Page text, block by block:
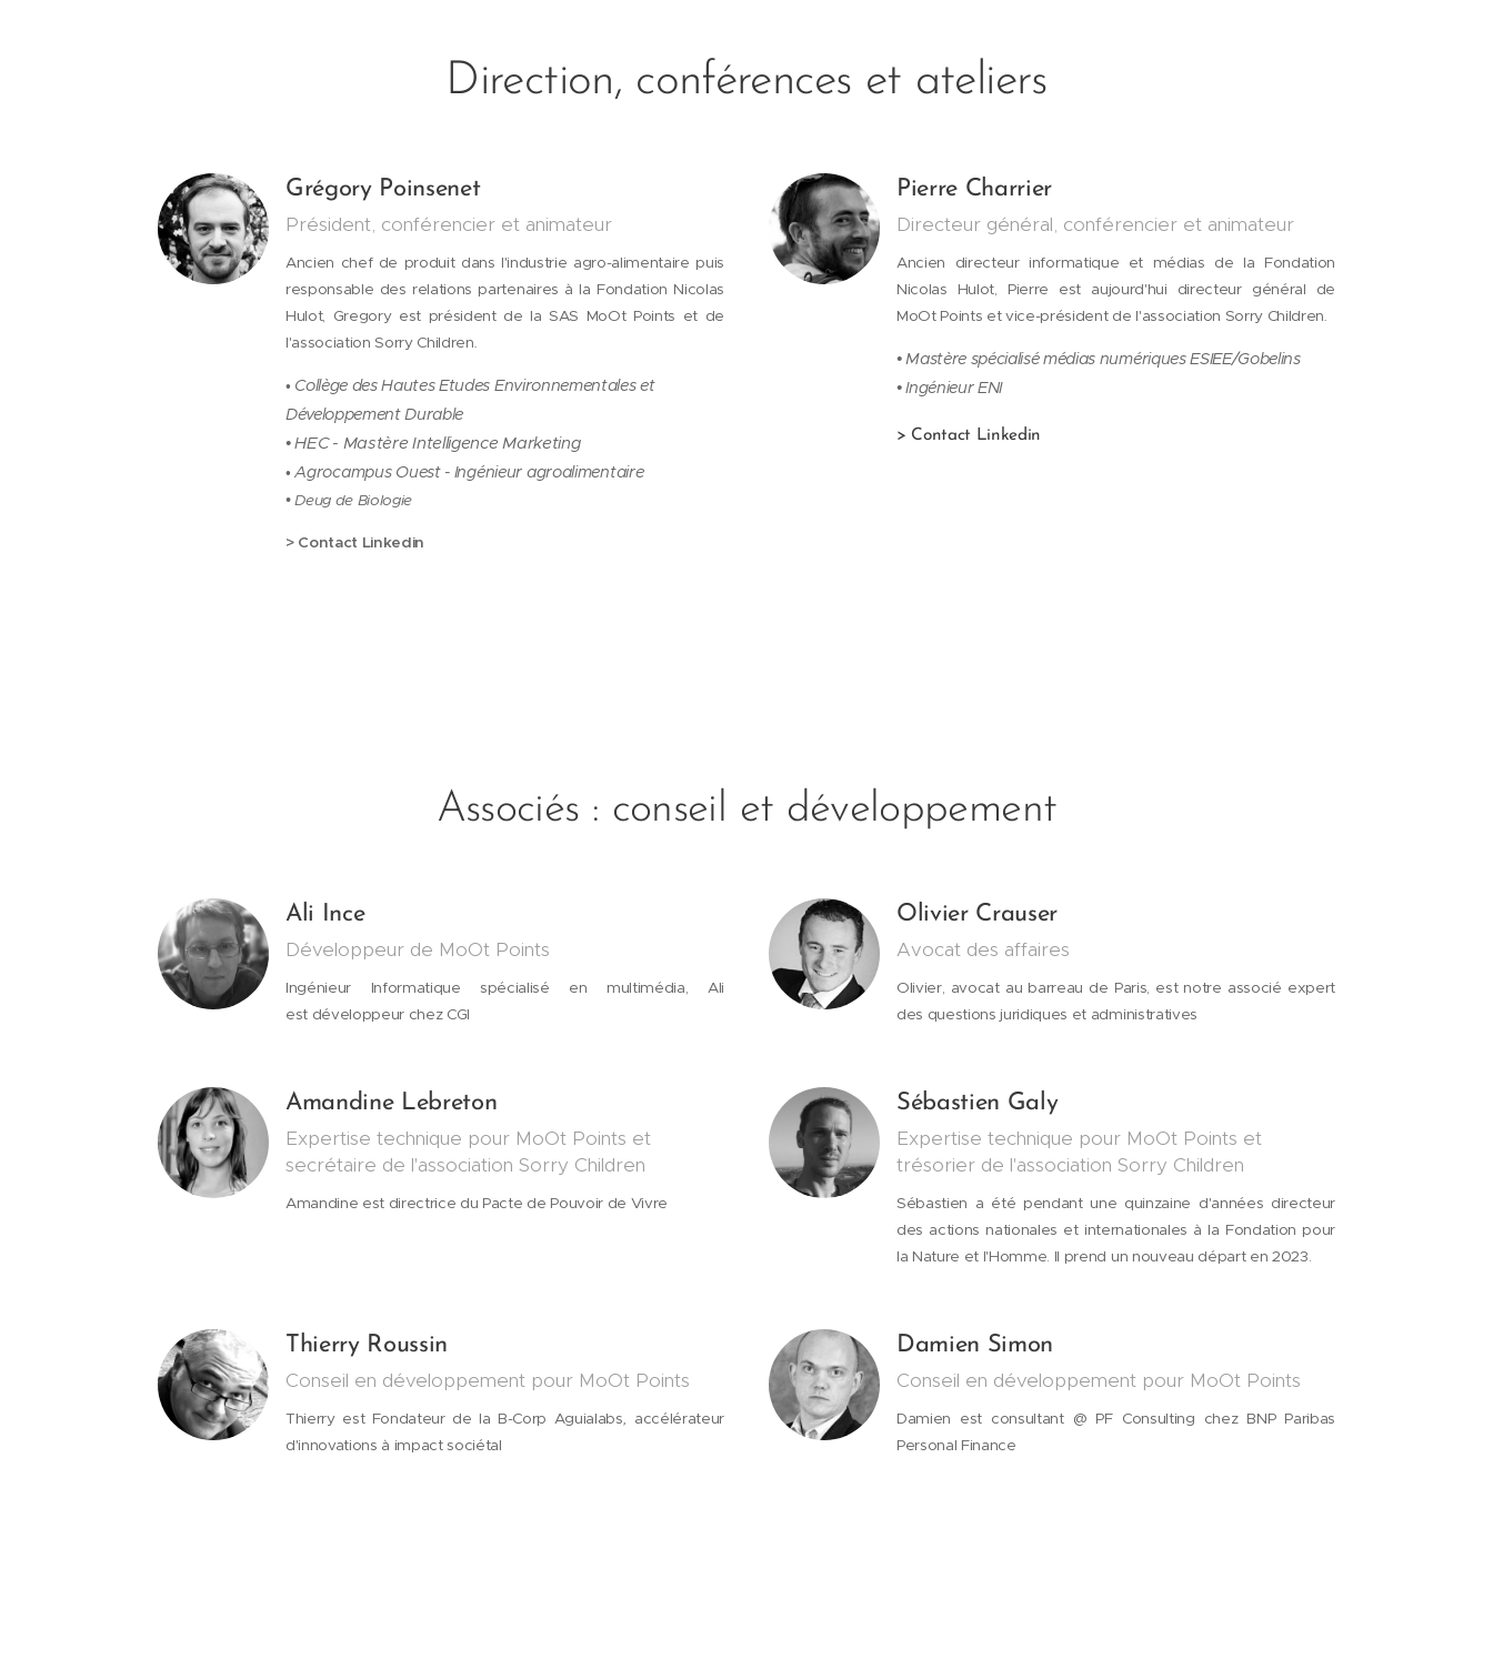
Direction, conférences et ateliers
Grégory Poinsenet
Président, conférencier et animateur
Ancien chef de produit dans l'industrie agro-alimentaire puis
responsable des relations partenaires à la Fondation Nicolas
Hulot, Gregory est président de la SAS MoOt Points et de
l'association Sorry Children.
• Collège des Hautes Etudes Environnementales et
Développement Durable
•HEC - Mastère Intelligence Marketing
•Agrocampus Ouest - Ingénieur agroalimentaire
• Deug de Biologie
> Contact Linkedin
Pierre Charrier
Directeur général, conférencier et animateur
Ancien directeur informatique et médias de la Fondation
Nicolas Hulot, Pierre est aujourd'hui directeur général de
MoOt Points et vice-président de l'association Sorry Children.
• Mastère spécialisé médias numériques ESIEE/Gobelins
• Ingénieur ENI
> Contact Linkedin
Associés : conseil et développement
Ali Ince
Développeur de MoOt Points
Ingénieur Informatique spécialisé en multimédia, Ali
est développeur chez CGI
Olivier Crauser
Avocat des affaires
Olivier, avocat au barreau de Paris, est notre associé expert
des questions juridiques et administratives
Amandine Lebreton
Expertise technique pour MoOt Points et
secrétaire de l'association Sorry Children
Amandine est directrice du Pacte de Pouvoir de Vivre
Sébastien Galy
Expertise technique pour MoOt Points et
trésorier de l'association Sorry Children
Sébastien a été pendant une quinzaine d'années directeur
des actions nationales et internationales à la Fondation pour
la Nature et l'Homme. Il prend un nouveau départ en 2023.
Thierry Roussin
Conseil en développement pour MoOt Points
Thierry est Fondateur de la B-Corp Aguialabs, accélérateur
d'innovations à impact sociétal
Damien Simon
Conseil en développement pour MoOt Points
Damien est consultant @ PF Consulting chez BNP Paribas
Personal Finance